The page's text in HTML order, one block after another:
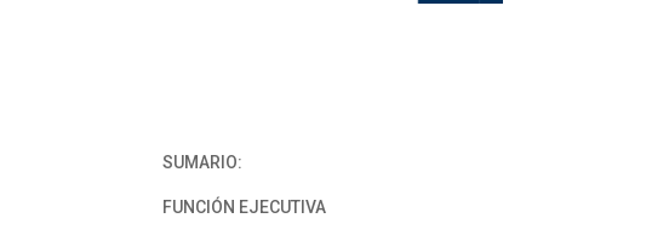
SUMARIO:
FUNCIÓN EJECUTIVA